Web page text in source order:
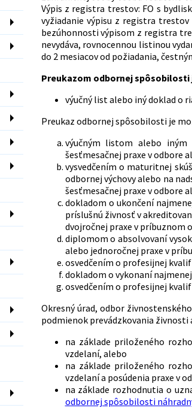
Výpis z registra trestov: FO s
vyžiadanie výpisu z registra
bezúhonnosti výpisom z registra
nevydáva, rovnocennou listinou
do 2 mesiacov od požiadania,
Preukazom odbornej spôsobilosti
výučný list alebo iný doklad o
Preukaz odbornej spôsobilosti je
výučným listom alebo
šesťmesačnej praxe v odbore
vysvedčením o maturitnej
odbornej výchovy alebo na
šesťmesačnej praxe v odbore
dokladom o ukončení
príslušnú živnosť v
dvojročnej praxe v príbuznom
diplomom o absolvovaní
alebo jednoročnej praxe v
osvedčením o profesijnej
dokladom o vykonaní
osvedčením o profesijnej
Okresný úrad, odbor
podmienok prevádzkovania
na základe priloženého
vzdelaní, alebo
na základe priloženého
vzdelaní a posúdenia praxe v
na základe rozhodnutia o
odbornej spôsobilosti